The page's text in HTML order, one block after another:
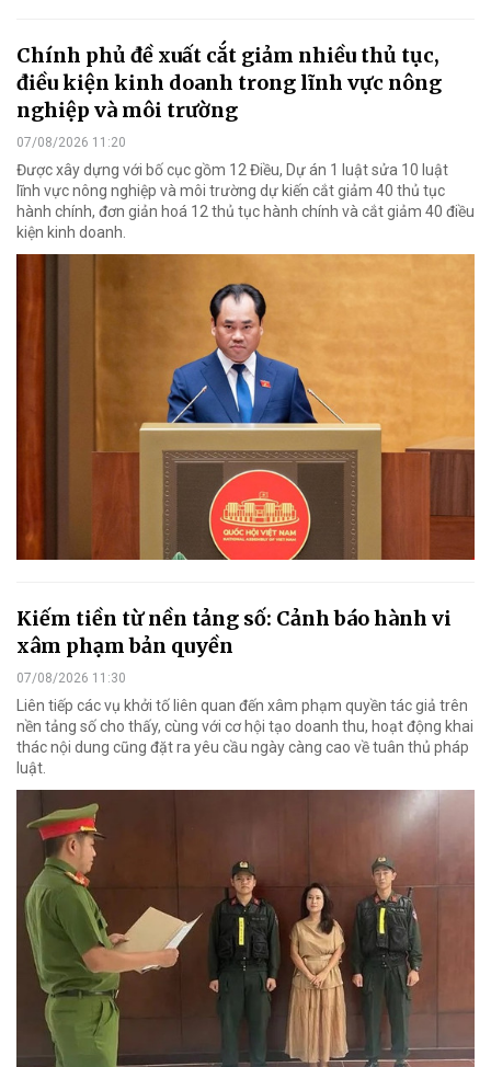
Chính phủ đề xuất cắt giảm nhiều thủ tục,
điều kiện kinh doanh trong lĩnh vực nông
nghiệp và môi trường
07/08/2026 11:20
Được xây dựng với bố cục gồm 12 Điều, Dự án 1 luật sửa 10 luật
lĩnh vực nông nghiệp và môi trường dự kiến cắt giảm 40 thủ tục
hành chính, đơn giản hoá 12 thủ tục hành chính và cắt giảm 40 điều
kiện kinh doanh.
Kiếm tiền từ nền tảng số: Cảnh báo hành vi
xâm phạm bản quyền
07/08/2026 11:30
Liên tiếp các vụ khởi tố liên quan đến xâm phạm quyền tác giả trên
nền tảng số cho thấy, cùng với cơ hội tạo doanh thu, hoạt động khai
thác nội dung cũng đặt ra yêu cầu ngày càng cao về tuân thủ pháp
luật.